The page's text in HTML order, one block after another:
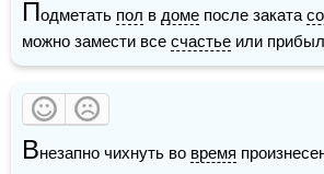
Подметать пол в доме после заката
можно замести все счастье или
Внезапно чихнуть во время